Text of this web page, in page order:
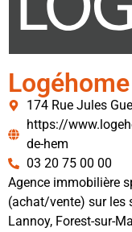
Logéhome
174 Rue Jules
https://
de-hem
03 20 75 00 00
Agence immobilière
(achat/vente) sur les
Lannoy, Forest-sur-